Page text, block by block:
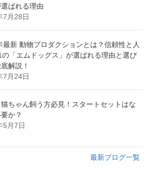
ばれる理由
7月28日
最新 動物プロダクションとは？信頼性と人
の「エムドッグス」が選ばれる理由と選び
解説！
7月24日
ちゃん飼う方必見！スタートセットはな
か？
5月7日
最新ブログ一覧